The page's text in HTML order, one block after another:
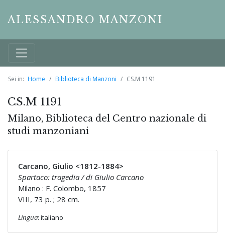
ALESSANDRO MANZONI
Sei in: Home Biblioteca di Manzoni CS.M 1191
CS.M 1191
Milano, Biblioteca del Centro nazionale di
studi manzoniani
Carcano, Giulio <1812-1884>
Spartaco: tragedia / di Giulio Carcano
Milano : F. Colombo, 1857
VIII, 73 p. ; 28 cm.
Lingua: italiano